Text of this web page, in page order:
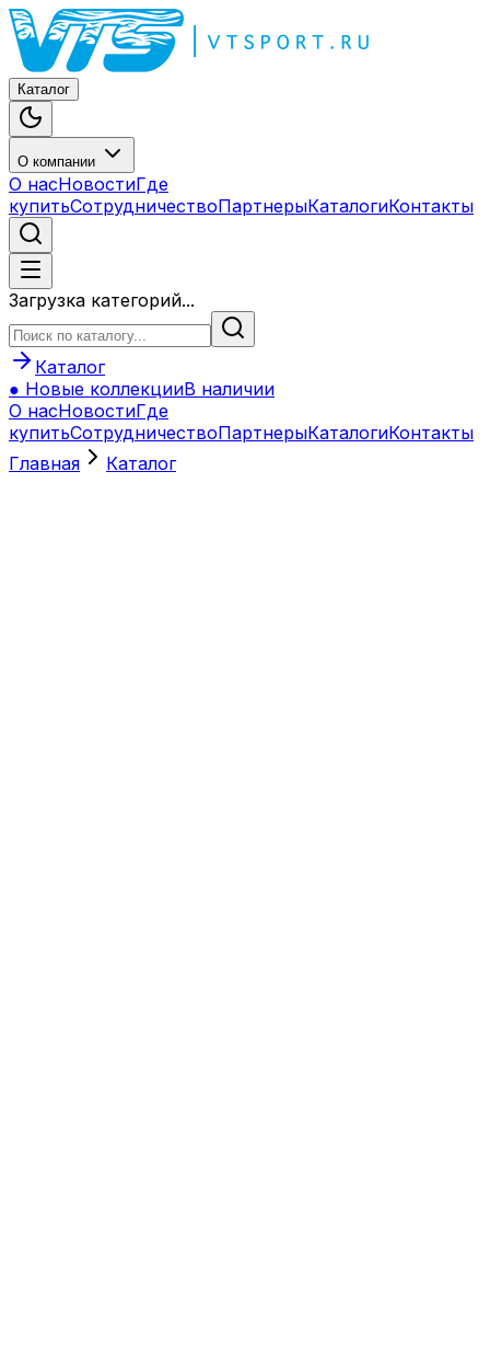
Каталог
О компании
О насНовостиГде
купитьСотрудничествоПартнерыКаталогиКонтакты
Загрузка категорий...
Каталог
● Новые коллекцииВ наличии
О насНовостиГде
купитьСотрудничествоПартнерыКаталогиКонтакты
Главная
Каталог